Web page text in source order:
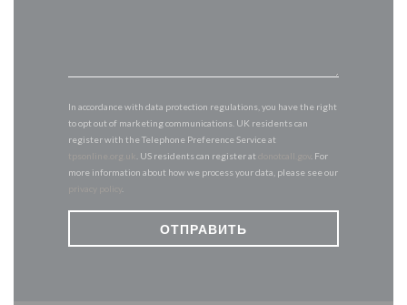
In accordance with data protection regulations, you have the right
to opt out of marketing communications. UK residents can
register with the Telephone Preference Service at
tpsonline.org.uk
. US residents can register at donotcall.gov
. For
more information about how we process your data, please see our